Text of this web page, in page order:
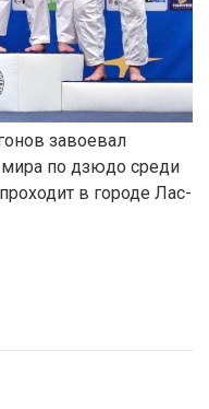
завоевал
по дзюдо среди
в городе Лас-